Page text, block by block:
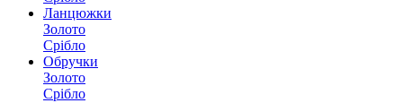
Ланцюжки
Золото
Срібло
Обручки
Золото
Срібло